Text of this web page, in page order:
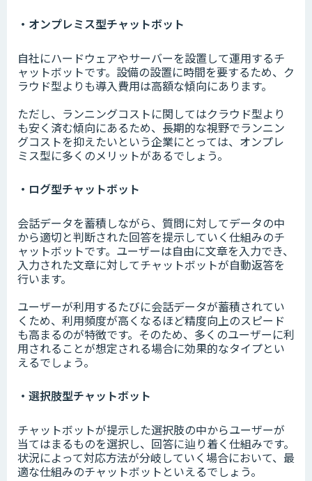
・オンプレミス型チャットボット
自社にハードウェアやサーバーを設置して運用するチ
ャットボットです。設備の設置に時間を要するため、ク
ラウド型よりも導入費用は高額な傾向にあります。
ただし、ランニングコストに関してはクラウド型より
も安く済む傾向にあるため、長期的な視野でランニン
グコストを抑えたいという企業にとっては、オンプレ
ミス型に多くのメリットがあるでしょう。
・ログ型チャットボット
会話データを蓄積しながら、質問に対してデータの中
から適切と判断された回答を提示していく仕組みのチ
ャットボットです。ユーザーは自由に文章を入力でき、
入力された文章に対してチャットボットが自動返答を
行います。
ユーザーが利用するたびに会話データが蓄積されてい
くため、利用頻度が高くなるほど精度向上のスピード
も高まるのが特徴です。そのため、多くのユーザーに利
用されることが想定される場合に効果的なタイプとい
えるでしょう。
・選択肢型チャットボット
チャットボットが提示した選択肢の中からユーザーが
当てはまるものを選択し、回答に辿り着く仕組みです。
状況によって対応方法が分岐していく場合において、最
適な仕組みのチャットボットといえるでしょう。